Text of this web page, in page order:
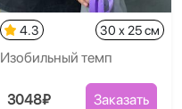
4.3 30 x 25 см
Изобильный темп
3048₽ Заказать